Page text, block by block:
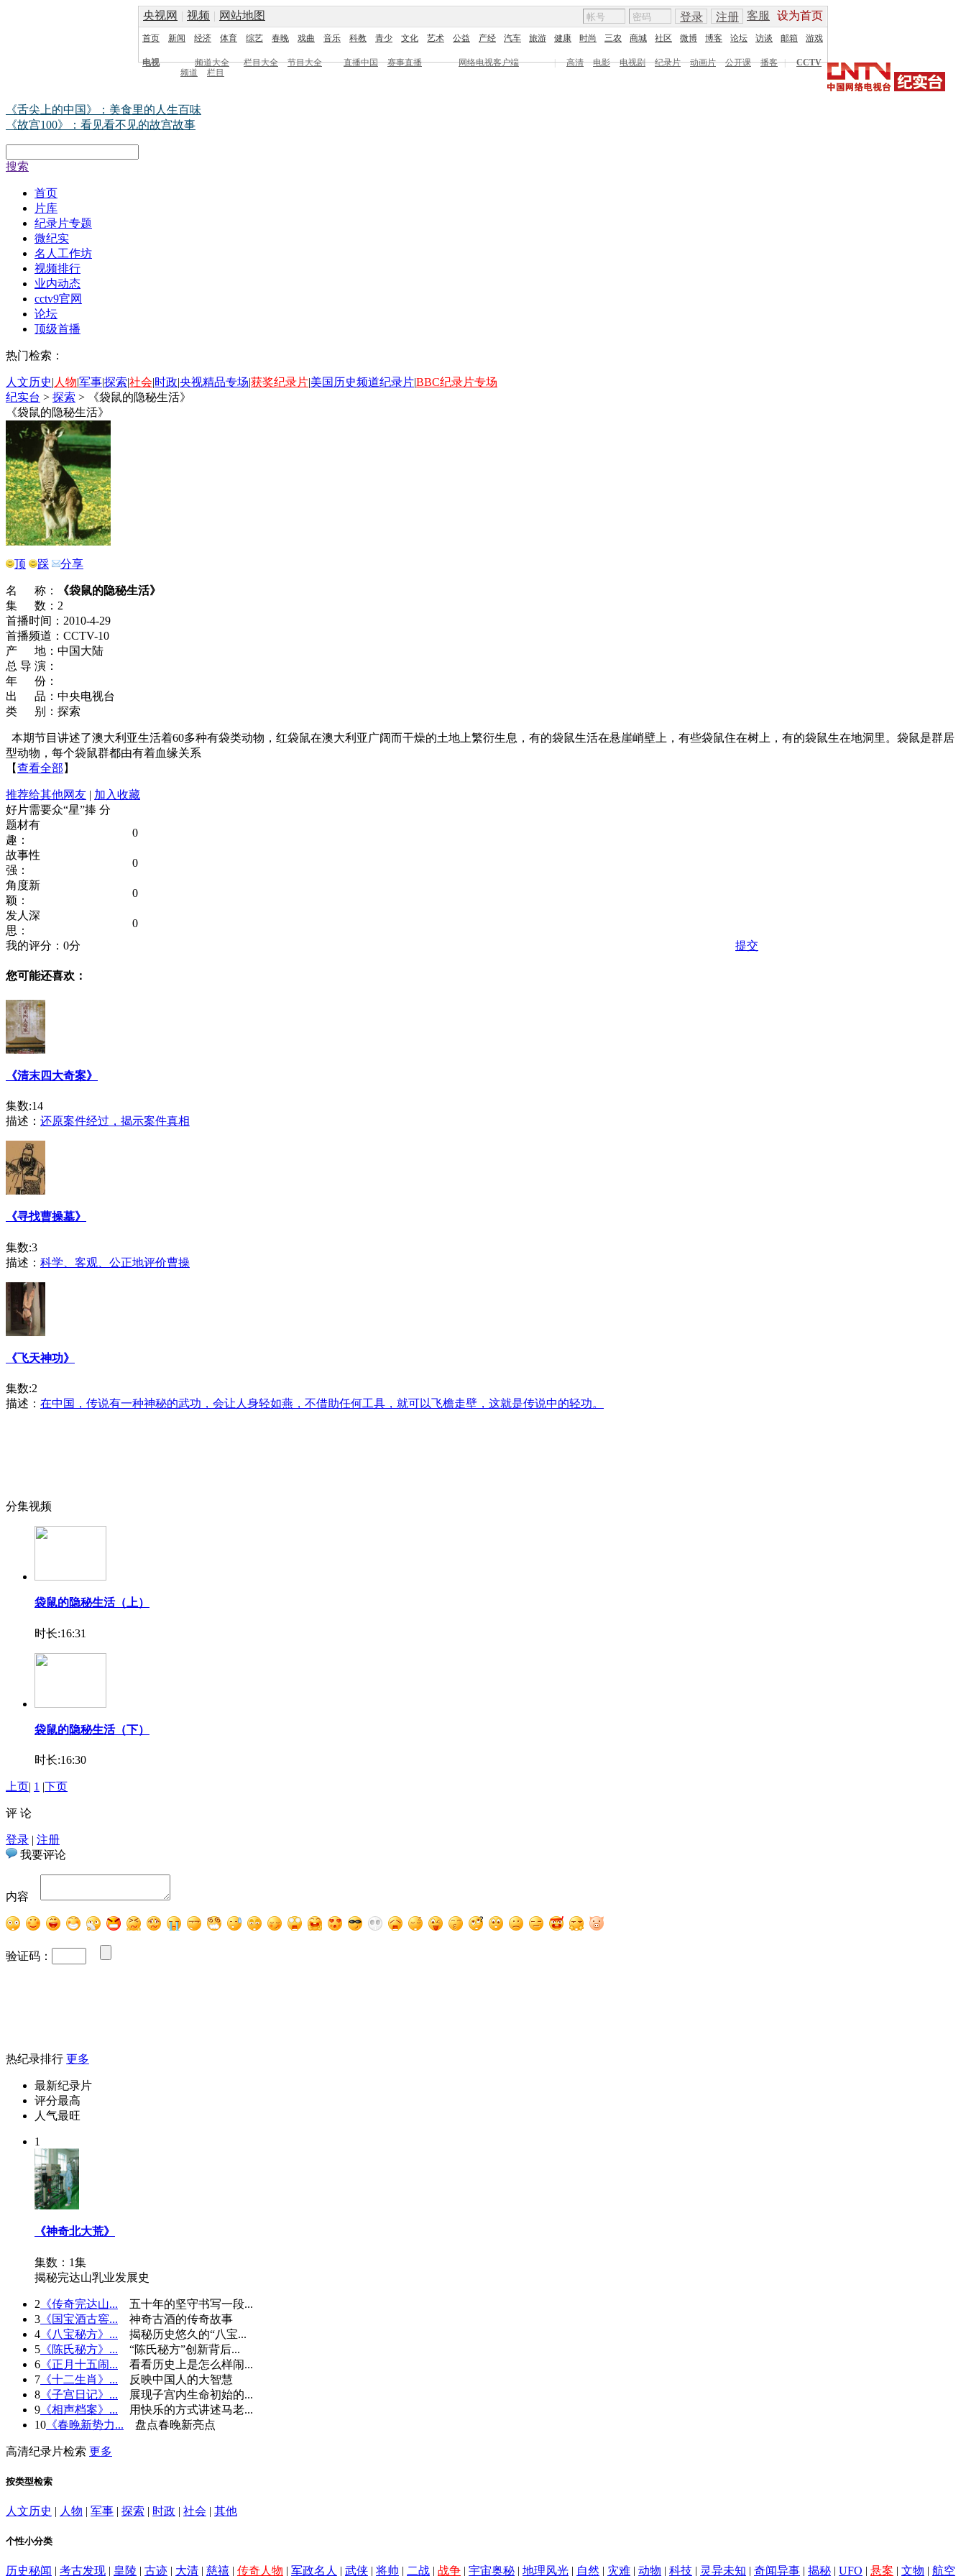
央视网 | 视频 | 网站地图 客服 设为首页
登录 注册
首页 新闻 经济 体育 综艺 春晚 戏曲 音乐 科教 青少 文化 艺术 公益 产经 汽车 旅游 健康 时尚 三农 商城 社区 微博 博客 论坛 访谈 邮箱 游戏
电视 频道大全 栏目大全 节目大全 直播中国 赛事直播 网络电视客户端 | 高清 电影 电视剧 纪录片 动画片 公开课 播客 |
CCTV
频道
栏目
《舌尖上的中国》：美食里的人生百味
《故宫100》：看见看不见的故宫故事
搜索
首页
片库
纪录片专题
微纪实
名人工作坊
视频排行
业内动态
cctv9官网
论坛
顶级首播
热门检索：
人文历史| 人物|军事|探索|社会|时政|央视精品专场|获奖纪录片|美国历史频道纪录片|BBC纪录片专场
纪实台 > 探索 >
《袋鼠的隐秘生活》
《袋鼠的隐秘生活》
顶 踩 分享
名 称：
《袋鼠的隐秘生活》
集 数：2
首播时间：2010-4-29
首播频道：CCTV-10
产 地：中国大陆
总 导 演：
年 份：
出 品：中央电视台
类 别：探索
本期节目讲述了澳大利亚生活着60多种有袋类动物，红袋鼠在澳大利亚广阔而干燥的土地上繁衍生息，有的袋鼠生活在悬崖峭壁上，有些袋鼠住在树上，有的袋鼠生在地洞里。袋鼠是群居
型动物，每个袋鼠群都由有着血缘关系
【查看全部 】
推荐给其他网友 | 加入收藏
好片需要众“星”捧 分
题材有
趣：
0
故事性
强：
0
角度新
颖：
0
发人深
思：
0
我的评分： 0分 提交
您可能还喜欢：
《清末四大奇案》
集数:14
描述： 还原案件经过，揭示案件真相
《寻找曹操墓》
集数:3
描述： 科学、客观、公正地评价曹操
《飞天神功》
集数:2
描述： 在中国，传说有一种神秘的武功，会让人身轻如燕，不借助任何工具，就可以飞檐走壁，这就是传说中的轻功。
分集视频
袋鼠的隐秘生活（上）
时长:16:31
袋鼠的隐秘生活（下）
时长:16:30
上页| 1 |下页
评 论
登录 | 注册
我要评论
内容
验证码：
热纪录排行 更多
最新纪录片
评分最高
人气最旺
1
《神奇北大荒》
集数：1集
揭秘完达山乳业发展史
2 《传奇完达山...
五十年的坚守书写一段...
3 《国宝酒古窖...
神奇古酒的传奇故事
4 《八宝秘方》...
揭秘历史悠久的“八宝...
5 《陈氏秘方》...
“陈氏秘方”创新背后...
6 《正月十五闹...
看看历史上是怎么样闹...
7 《十二生肖》...
反映中国人的大智慧
8 《子宫日记》...
展现子宫内生命初始的...
9 《相声档案》...
用快乐的方式讲述马老...
10 《春晚新势力... 盘点春晚新亮点
高清纪录片检索 更多
按类型检索
人文历史 | 人物 | 军事 | 探索 | 时政 | 社会 | 其他
个性小分类
历史秘闻 | 考古发现 | 皇陵 | 古迹 | 大清 | 慈禧 | 传奇人物 | 军政名人 | 武侠 | 将帅 | 二战 | 战争 | 宇宙奥秘 | 地理风光 | 自然 | 灾难 | 动物 | 科技 | 灵异未知 | 奇闻异事 | 揭秘 | UFO | 悬案 | 文物 | 航空